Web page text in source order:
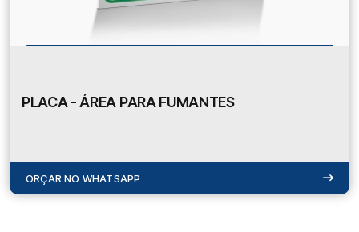
PLACA - ÁREA PARA FUMANTES
ORÇAR NO WHATSAPP